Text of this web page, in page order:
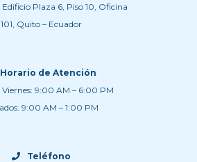
Plaza 6, Piso 10, Oficina
101, Quito – Ecuador
Horario de Atención
Viernes: 9:00 AM – 6:00 PM
9:00 AM – 1:00 PM
Teléfono